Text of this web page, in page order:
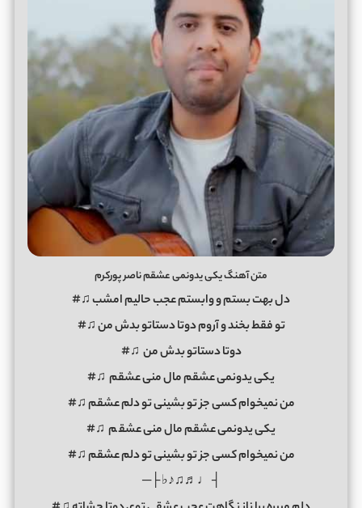
متن آهنگ یکی یدونمی عشقم ناصر پورکرم
دل بهت بستم و وابستم عجب حالیم امشب ♫#
تو فقط بخند و آروم دوتا دستاتو بدش من ♫#
دوتا دستاتو بدش من ♫#
یکی یدونمی عشقم مال منی عشقم ♫#
من نمیخوام کسی جز تو بشینی تو دلم عشقم ♫#
یکی یدونمی عشقم مال منی عشقم ♫#
من نمیخوام کسی جز تو بشینی تو دلم عشقم ♫#
┤ ♩♬♫♪♭ ├─